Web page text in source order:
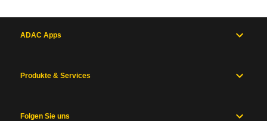
ADAC Apps
Produkte & Services
Folgen Sie uns